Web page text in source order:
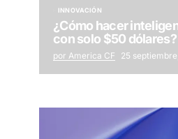
INNOVACIÓN
¿Cómo hacer
con solo $50 dólares?
por America CF 25